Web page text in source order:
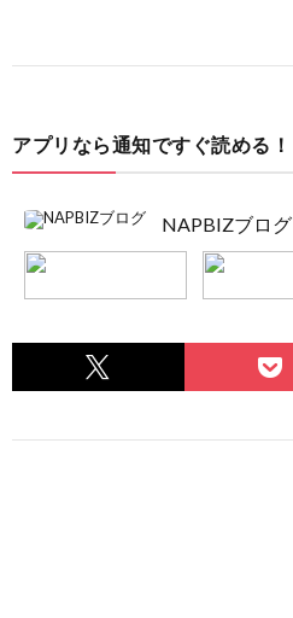
アプリなら通知ですぐ読める！
NAPBIZブログ